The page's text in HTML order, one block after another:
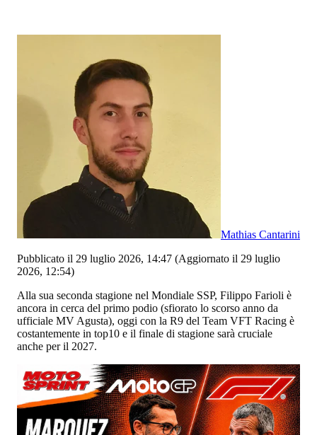
Mathias Cantarini
Pubblicato il 29 luglio 2026, 14:47 (Aggiornato il 29 luglio
2026, 12:54)
Alla sua seconda stagione nel Mondiale SSP, Filippo Farioli è
ancora in cerca del primo podio (sfiorato lo scorso anno da
ufficiale MV Agusta), oggi con la R9 del Team VFT Racing è
costantemente in top10 e il finale di stagione sarà cruciale
anche per il 2027.